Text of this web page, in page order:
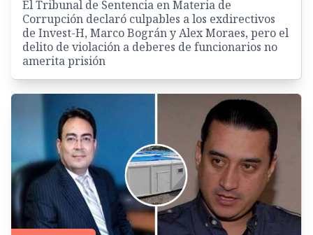
El Tribunal de Sentencia en Materia de
Corrupción declaró culpables a los exdirectivos
de Invest-H, Marco Bográn y Alex Moraes, pero el
delito de violación a deberes de funcionarios no
amerita prisión